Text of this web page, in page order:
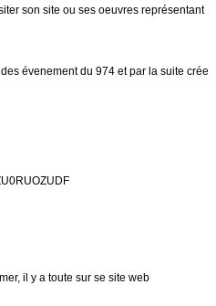
son site ou ses oeuvres représentant
évenement du 974 et par la suite crée
il y a toute sur se site web